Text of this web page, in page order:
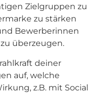
Zielgruppen zu
zu stärken
Bewerberinnen
überzeugen.
deiner
auf, welche
z.B. mit Social